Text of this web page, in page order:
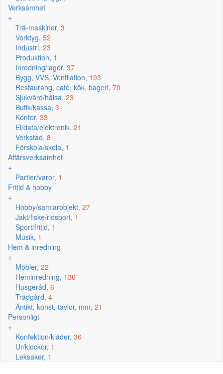
Verksamhet
+
Trä-maskiner, 3
Verktyg, 52
Industri, 23
Produktion, 1
Inredning/lager, 37
Bygg, VVS, Ventilation, 193
Restaurang, café, kök, bageri, 70
Sjukvård/hälsa, 23
Butik/kassa, 3
Kontor, 33
El/data/elektronik, 21
Verkstad, 8
Förskola/skola, 1
Affärsverksamhet
+
Partier/varor, 1
Fritid & hobby
+
Hobby/samlarobjekt, 27
Jakt/fiske/ridsport, 1
Sport/fritid, 1
Musik, 1
Hem & inredning
+
Möbler, 22
Heminredning, 136
Husgeråd, 6
Trädgård, 4
Antikt, konst, tavlor, mm, 21
Personligt
+
Konfektion/kläder, 36
Ur/klockor, 1
Leksaker, 1